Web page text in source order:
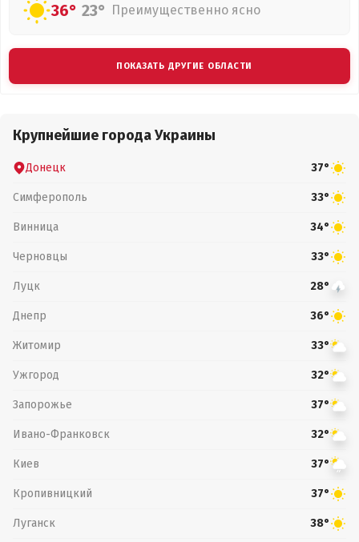
36° 23° Преимущественно ясно
ПОКАЗАТЬ ДРУГИЕ ОБЛАСТИ
Крупнейшие города Украины
Донецк 37°
Симферополь 33°
Винница 34°
Черновцы 33°
Луцк 28°
Днепр 36°
Житомир 33°
Ужгород 32°
Запорожье 37°
Ивано-Франковск 32°
Киев 37°
Кропивницкий 37°
Луганск 38°